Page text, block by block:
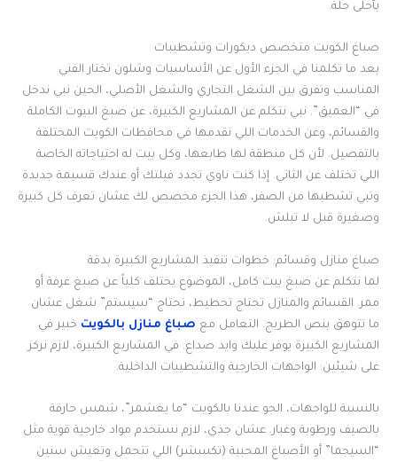
بأحلى حلة.
صباغ الكويت متخصص ديكورات وتشطيبات
بعد ما تكلمنا في الجزء الأول عن الأساسيات وشلون تختار الفني
المناسب وتفرق بين الشغل التجاري والشغل الأصلي، الحين نبي ندخل
في “العميق”. نبي نتكلم عن المشاريع الكبيرة، عن صبغ البيوت الكاملة
والقسائم، وعن الخدمات اللي نقدمها في محافظات الكويت المختلفة
بالتفصيل. لأن كل منطقة لها طابعها، وكل بيت له احتياجاته الخاصة
اللي تختلف عن الثاني. إذا كنت ناوي تجدد فيلتك أو عندك قسيمة جديدة
وتبي تشطبها من الصفر، هذا الجزء مخصص لك عشان تعرف كل كبيرة
وصغيرة قبل لا تبلش.
صباغ منازل وقسائم: خطوات تنفيذ المشاريع الكبيرة بدقة
لما نتكلم عن صبغ بيت كامل، الموضوع يختلف كلياً عن صبغ غرفة أو
ممر. القسائم والمنازل تحتاج تخطيط، تحتاج “سيستم” شغل عشان
ما تتوهق بنص الطريج. التعامل مع صباغ منازل بالكويت خبير في
المشاريع الكبيرة يوفر عليك وايد صداع. في المشاريع الكبيرة، لازم نركز
على شيئين: الواجهات الخارجية والتشطيبات الداخلية.
بالنسبة للواجهات، الجو عندنا بالكويت “ما يغشمر”، شمس حارقة
بالصيف ورطوبة وغبار. عشان جذي، لازم نستخدم مواد خارجية قوية مثل
“السيجما” أو الأصباغ المحببة (تكسشر) اللي تتحمل وتعيش سنين